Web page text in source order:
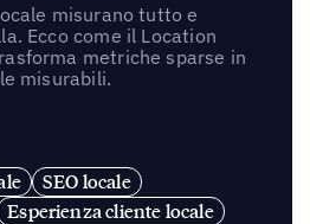
misurano tutto e
Ecco come il Location
metriche sparse in
misurabili.
SEO locale
Esperienza cliente locale